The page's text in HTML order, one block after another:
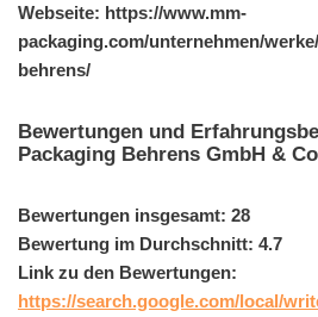
Webseite: https://www.mm-
packaging.com/unternehmen/
behrens/
Bewertungen und
Packaging Behrens GmbH &
Bewertungen insgesamt: 28
Bewertung im Durchschnitt: 4.7
Link zu den Bewertungen:
https://search.google.com/local/